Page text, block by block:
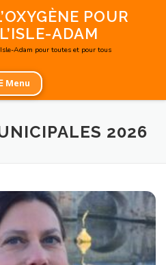
POUR
L’ISLE-ADAM
Adam pour toutes et pour tous
Menu
2026